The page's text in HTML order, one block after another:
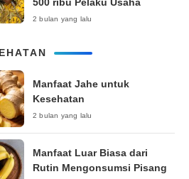
2 bulan yang lalu
Manfaat Jahe untuk
Kesehatan
2 bulan yang lalu
Manfaat Luar Biasa dari
Rutin Mengonsumsi Pisang